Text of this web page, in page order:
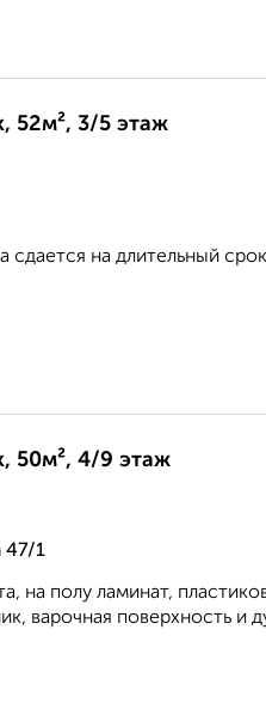
52м², 3/5 этаж
сдается на длительный
50м², 4/9 этаж
47/1
на полу ламинат,
варочная поверхность и